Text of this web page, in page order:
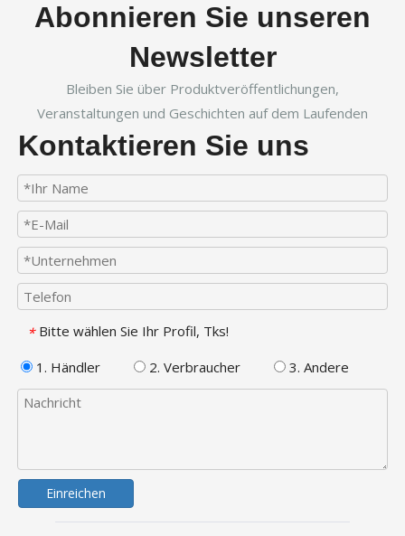
Abonnieren Sie unseren
Newsletter
Bleiben Sie über Produktveröffentlichungen,
Veranstaltungen und Geschichten auf dem Laufenden
Kontaktieren Sie uns
* Bitte wählen Sie Ihr Profil, Tks!
1. Händler
2. Verbraucher 3. Andere
Einreichen